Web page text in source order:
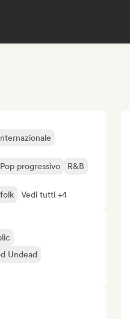
Pop progressivo R&B
Vedi tutti +4
Undead